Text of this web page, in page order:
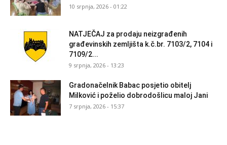
10 srpnja, 2026 - 01:22
NATJEČAJ za prodaju neizgrađenih
građevinskih zemljišta k.č.br. 7103/2, 7104 i
7109/2...
9 srpnja, 2026 - 13:23
Gradonačelnik Babac posjetio obitelj
Milković i poželio dobrodošlicu maloj Jani
7 srpnja, 2026 - 15:37